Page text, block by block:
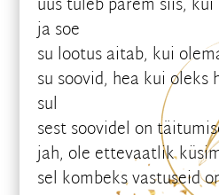
ja soe
su lootus aitab, kui
su soovid, hea kui oleks
sul
sest soovidel on
jah, ole ettevaatlik
sel kombeks vastuseid